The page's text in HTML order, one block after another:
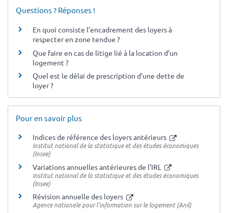
Questions ? Réponses !
En quoi consiste l’encadrement des loyers à
respecter en zone tendue ?
Que faire en cas de litige lié à la location d’un
logement ?
Quel est le délai de prescription d’une dette de
loyer ?
Pour en savoir plus
Indices de référence des loyers antérieurs
Institut national de la statistique et des études économiques
(Insee)
Variations annuelles antérieures de l’IRL
Institut national de la statistique et des études économiques
(Insee)
Révision annuelle des loyers
Agence nationale pour l’information sur le logement (Anil)